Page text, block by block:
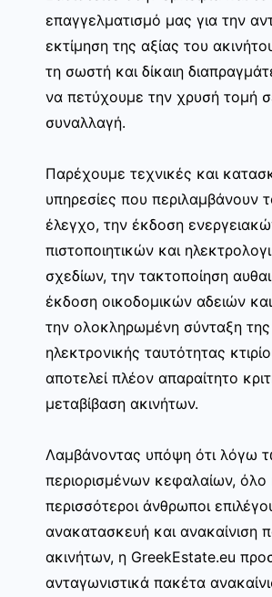
επαγγελματισμό μας για την
εκτίμηση της αξίας του
τη σωστή και δίκαιη
να πετύχουμε την χρυσή τομή
συναλλαγή.
Παρέχουμε τεχνικές και
υπηρεσίες που περιλαμβάνουν
έλεγχο, την έκδοση
πιστοποιητικών και
σχεδίων, την τακτοποίηση
έκδοση οικοδομικών αδειών
την ολοκληρωμένη σύνταξη της
ηλεκτρονικής ταυτότητας
αποτελεί πλέον απαραίτητο
μεταβίβαση ακινήτων.
Λαμβάνοντας υπόψη ότι λόγω
περιορισμένων κεφαλαίων, όλο
περισσότεροι άνθρωποι
ανακατασκευή και ανακαίνιση
ακινήτων, η GreekEstate.eu
ανταγωνιστικά πακέτα